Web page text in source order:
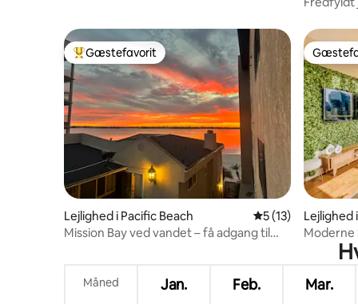
Bedste gæstefavorit
Gæstefavorit
Lejlighed i Pacific Beach 5 ud af 5 i
5 (13)
Mission Bay ved vandet – få adgang til
Lejlighed
go
Moderne
Måned Jan. Feb. Mar.